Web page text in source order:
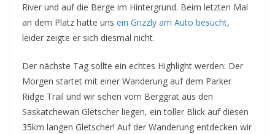
River und auf die Berge im Hintergrund. Beim letzten Mal
an dem Platz hatte uns ein Grizzly am Auto besucht,
leider zeigte er sich diesmal nicht.
Der nächste Tag sollte ein echtes Highlight werden: Der
Morgen startet mit einer Wanderung auf dem Parker
Ridge Trail und wir sehen vom Berggrat aus den
Saskatchewan Gletscher liegen, ein toller Blick auf diesen
35km langen Gletscher! Auf der Wanderung entdecken wir